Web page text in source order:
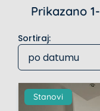
Prikazano
Sortiraj:
po datumu
Stanovi